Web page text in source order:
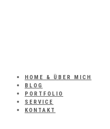
HOME & ÜBER MICH
BLOG
PORTFOLIO
SERVICE
KONTAKT